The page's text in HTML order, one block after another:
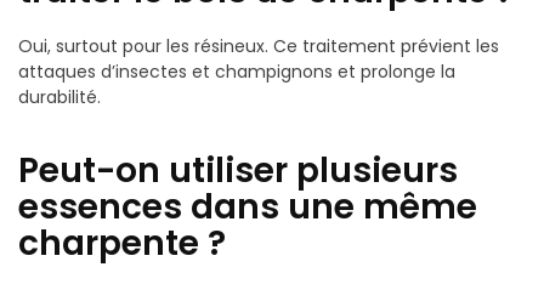
Oui, surtout pour les résineux. Ce traitement prévient les
attaques d’insectes et champignons et prolonge la
durabilité.
Peut-on utiliser plusieurs
essences dans une même
charpente ?